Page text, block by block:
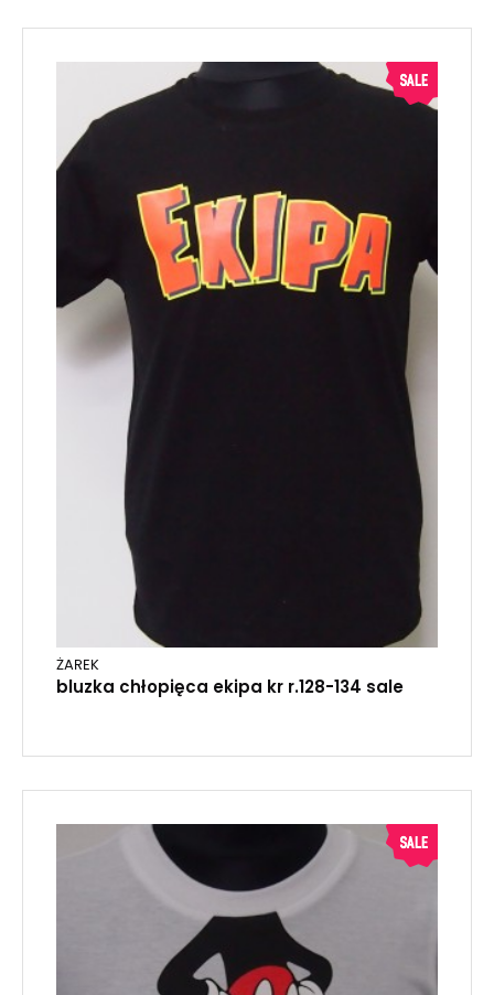
ŻAREK
bluzka chłopięca ekipa kr r.128-134 sale